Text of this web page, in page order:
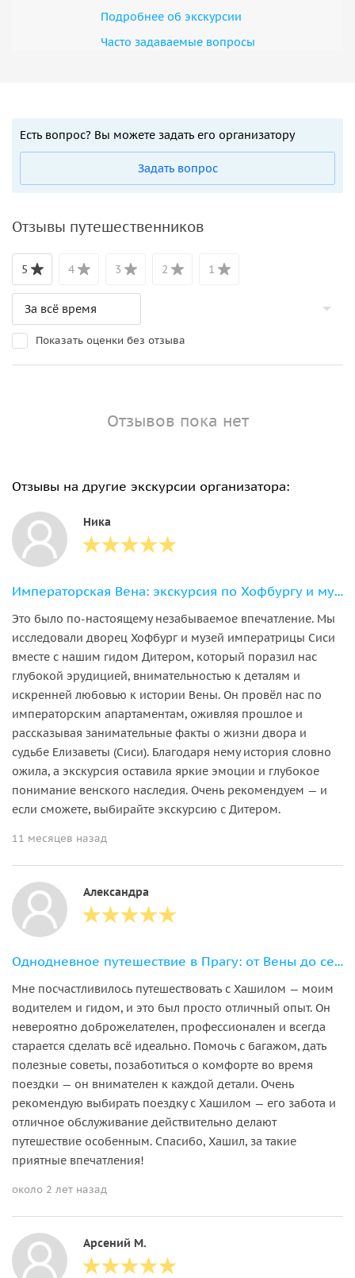
Подробнее об экскурсии
Часто задаваемые вопросы
Есть вопрос? Вы можете задать его организатору
Задать вопрос
Отзывы путешественников
5 4 3 2 1
Показать оценки без отзыва
Отзывов пока нет
Отзывы на другие экскурсии организатора:
Ника
Императорская Вена: экскурсия по Хофбургу и музею Сиси
Это было по-настоящему незабываемое впечатление. Мы
исследовали дворец Хофбург и музей императрицы Сиси
вместе с нашим гидом Дитером, который поразил нас
глубокой эрудицией, внимательностью к деталям и
искренней любовью к истории Вены. Он провёл нас по
императорским апартаментам, оживляя прошлое и
рассказывая занимательные факты о жизни двора и
судьбе Елизаветы (Сиси). Благодаря нему история словно
ожила, а экскурсия оставила яркие эмоции и глубокое
понимание венского наследия. Очень рекомендуем — и
если сможете, выбирайте экскурсию с Дитером.
11 месяцев назад
Александра
Однодневное путешествие в Прагу: от Вены до сердца Чехии
Мне посчастливилось путешествовать с Хашилом — моим
водителем и гидом, и это был просто отличный опыт. Он
невероятно доброжелателен, профессионален и всегда
старается сделать всё идеально. Помочь с багажом, дать
полезные советы, позаботиться о комфорте во время
поездки — он внимателен к каждой детали. Очень
рекомендую выбирать поездку с Хашилом — его забота и
отличное обслуживание действительно делают
путешествие особенным. Спасибо, Хашил, за такие
приятные впечатления!
около 2 лет назад
Арсений М.